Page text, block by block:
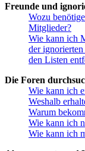
Freunde und
Wozu
Mitglieder?
Wie kann ich
der
den Listen
Die Foren
Wie kann ich
Weshalb
Warum
Wie kann ich
Wie kann ich